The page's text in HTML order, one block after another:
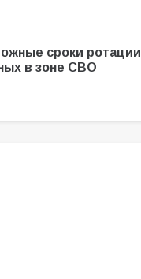
сроки ротации
в зоне СВО